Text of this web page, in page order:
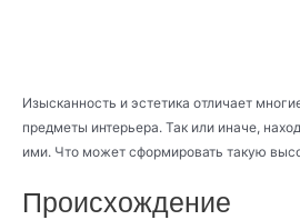
Изысканность и эстетика отличает
предметы интерьера. Так или иначе,
ими. Что может сформировать такую
Происхождение